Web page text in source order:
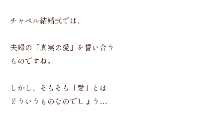
チャペル結婚式では、
夫婦の「真実の愛」を誓い合う
ものですね。
しかし、そもそも「愛」とは
どういうものなのでしょう…